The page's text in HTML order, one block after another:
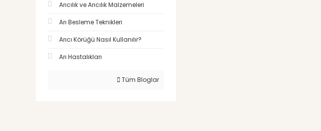
Arıcılık ve Arıcılık Malzemeleri
Arı Besleme Teknikleri
Arıcı Körüğü Nasıl Kullanılır?
Arı Hastalıkları
Tüm Bloglar